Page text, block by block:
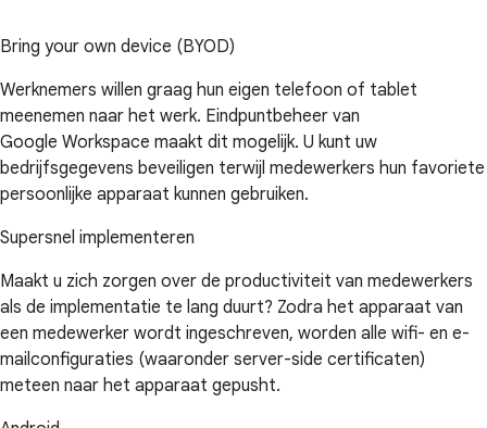
Bring your own device (BYOD)
Werknemers willen graag hun eigen telefoon of tablet
meenemen naar het werk. Eindpuntbeheer van
Google Workspace maakt dit mogelijk. U kunt uw
bedrijfsgegevens beveiligen terwijl medewerkers hun favoriete
persoonlijke apparaat kunnen gebruiken.
Supersnel implementeren
Maakt u zich zorgen over de productiviteit van medewerkers
als de implementatie te lang duurt? Zodra het apparaat van
een medewerker wordt ingeschreven, worden alle wifi- en e-
mailconfiguraties (waaronder server-side certificaten)
meteen naar het apparaat gepusht.